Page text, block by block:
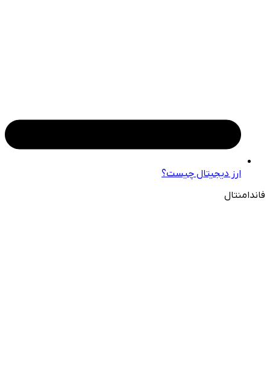
ارز دیجیتال چیست؟
فاندامنتال